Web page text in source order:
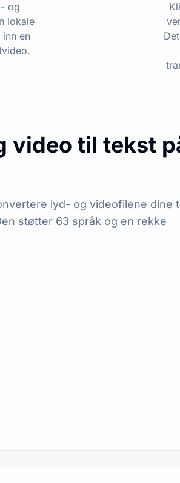
og
lokale
en
video til tekst
lyd- og videofilene dine
støtter 63 språk og en rekke